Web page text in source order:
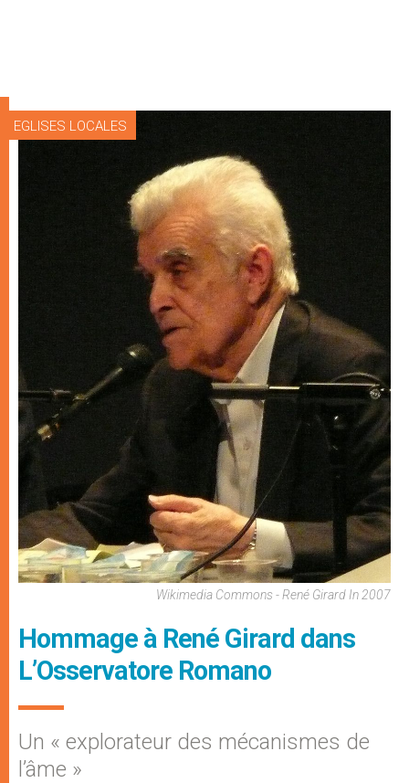
EGLISES LOCALES
Wikimedia Commons - René Girard In 2007
Hommage à René Girard dans
L’Osservatore Romano
Un « explorateur des mécanismes de
l’âme »